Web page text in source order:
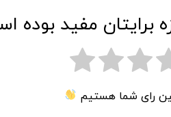
برایتان مفید بوده
رای شما هستیم